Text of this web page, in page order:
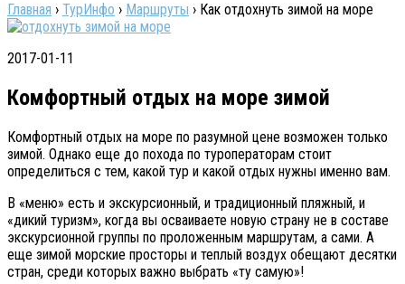
Главная › ТурИнфо › Маршруты › Как отдохнуть зимой на море
2017-01-11
Комфортный отдых на море зимой
Комфортный отдых на море по разумной цене возможен только
зимой. Однако еще до похода по туроператорам стоит
определиться с тем, какой тур и какой отдых нужны именно вам.
В «меню» есть и экскурсионный, и традиционный пляжный, и
«дикий туризм», когда вы осваиваете новую страну не в составе
экскурсионной группы по проложенным маршрутам, а сами. А
еще зимой морские просторы и теплый воздух обещают десятки
стран, среди которых важно выбрать «ту самую»!